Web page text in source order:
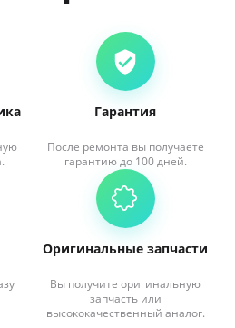
Гарантия
После ремонта вы получаете
гарантию до 100 дней.
Оригинальные запчасти
Вы получите оригинальную
запчасть или
высококачественный аналог.